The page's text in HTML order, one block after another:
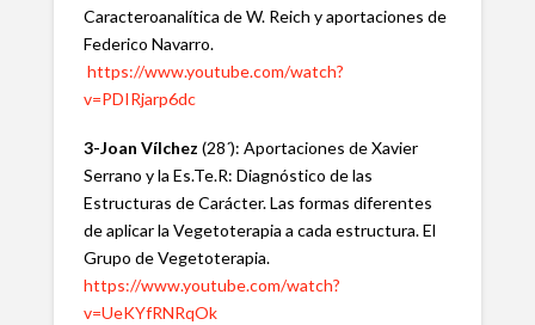
Caracteroanalítica de W. Reich y aportaciones de
Federico Navarro.
https://www.youtube.com/watch?
v=PDIRjarp6dc
3-Joan Vílchez (28´): Aportaciones de Xavier
Serrano y la Es.Te.R: Diagnóstico de las
Estructuras de Carácter. Las formas diferentes
de aplicar la Vegetoterapia a cada estructura. El
Grupo de Vegetoterapia.
https://www.youtube.com/watch?
v=UeKYfRNRqOk